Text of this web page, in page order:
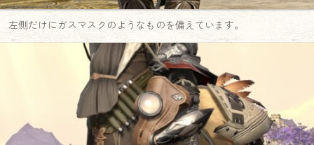
左側だけにガスマスクのようなものを備えています。